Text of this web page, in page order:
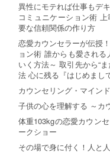
異性にモテれば仕事もデ
コミュニケーション術
要な信頼関係の作り方
恋愛カウンセラーが伝授
ョン術 誰からも愛され
いく方法～ 取引先から“
法 心に残る『はじめまし
カウンセリング・マイン
子供の心を理解する ～カ
体重103kgの恋愛カウン
ークショー
その場で身に付く！人と